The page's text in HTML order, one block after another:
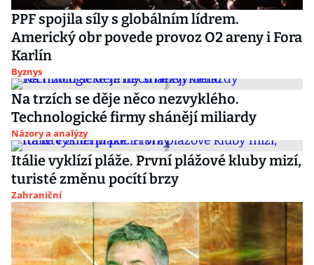
PPF spojila síly s globálním lídrem.
Americký obr povede provoz O2 areny i Fora
Karlín
Byznys
Na trzích se děje něco nezvyklého.
Technologické firmy shánějí miliardy
Názory a analýzy
Itálie vyklízí pláže. První plážové kluby mizí,
turisté změnu pocítí brzy
Zahraniční